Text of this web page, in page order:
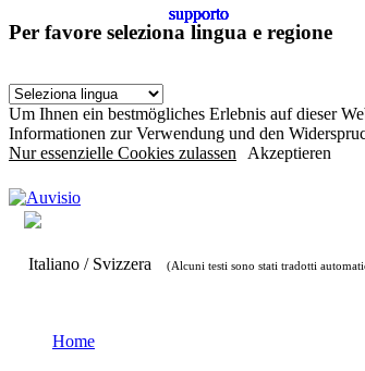
Per favore seleziona lingua e regione
Um Ihnen ein bestmögliches Erlebnis auf dieser
Informationen zur Verwendung und den
Nur essenzielle Cookies zulassen Akzeptieren
Italiano / Svizzera (Alcuni testi sono stati tradotti
Home
supporto
supporto
supporto
supporto
supporto
supporto